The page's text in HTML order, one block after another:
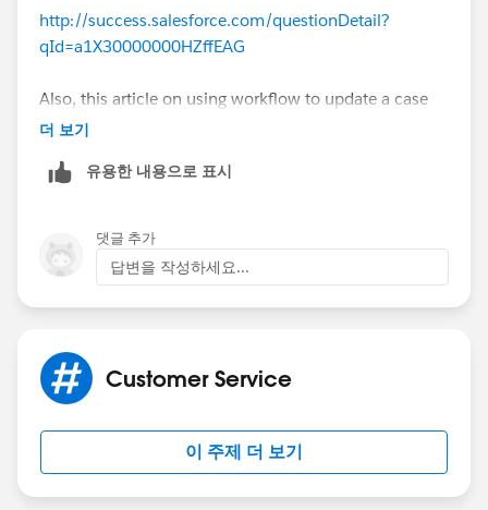
http://success.salesforce.com/questionDetail?
qId=a1X30000000HZffEAG
Also, this article on using workflow to update a case
when email-to-case message is received may help:
workflow-to-update-case-when.html
더 보기
유용한 내용으로 표시
댓글 추가
답변을 작성하세요...
Customer Service
이 주제 더 보기